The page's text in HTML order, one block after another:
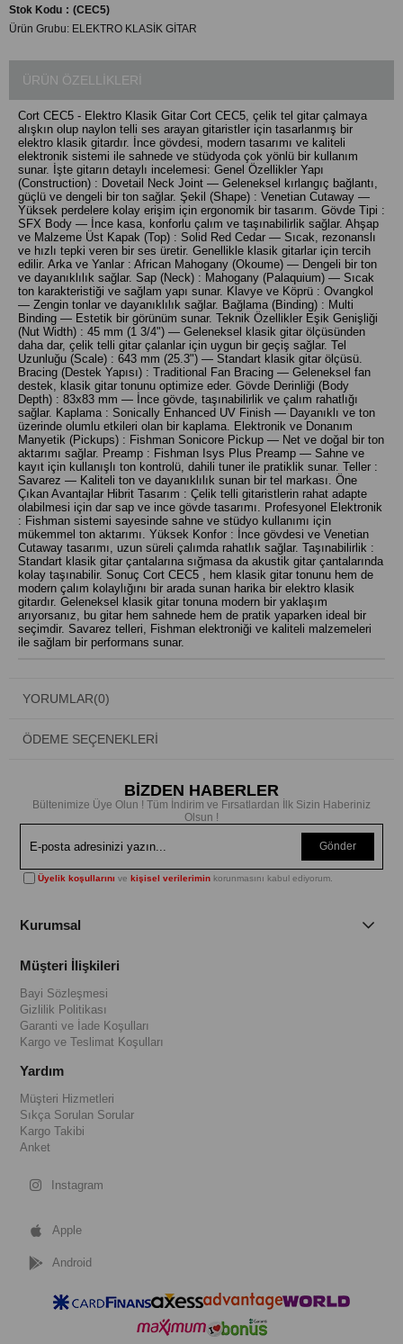
Stok Kodu
(CEC5)
Ürün Grubu: ELEKTRO KLASİK GİTAR
ÜRÜN ÖZELLIKLERI
Cort CEC5 - Elektro Klasik Gitar Cort CEC5, çelik tel gitar çalmaya
alışkın olup naylon telli ses arayan gitaristler için tasarlanmış bir
elektro klasik gitardır. İnce gövdesi, modern tasarımı ve kaliteli
elektronik sistemi ile sahnede ve stüdyoda çok yönlü bir kullanım
sunar. İşte gitarın detaylı incelemesi: Genel Özellikler Yapı
(Construction) : Dovetail Neck Joint — Geleneksel kırlangıç bağlantı,
güçlü ve dengeli bir ton sağlar. Şekil (Shape) : Venetian Cutaway —
Yüksek perdelere kolay erişim için ergonomik bir tasarım. Gövde Tipi :
SFX Body — İnce kasa, konforlu çalım ve taşınabilirlik sağlar. Ahşap
ve Malzeme Üst Kapak (Top) : Solid Red Cedar — Sıcak, rezonanslı
ve hızlı tepki veren bir ses üretir. Genellikle klasik gitarlar için tercih
edilir. Arka ve Yanlar : African Mahogany (Okoume) — Dengeli bir ton
ve dayanıklılık sağlar. Sap (Neck) : Mahogany (Palaquium) — Sıcak
ton karakteristiği ve sağlam yapı sunar. Klavye ve Köprü : Ovangkol
— Zengin tonlar ve dayanıklılık sağlar. Bağlama (Binding) : Multi
Binding — Estetik bir görünüm sunar. Teknik Özellikler Eşik Genişliği
(Nut Width) : 45 mm (1 3/4") — Geleneksel klasik gitar ölçüsünden
daha dar, çelik telli gitar çalanlar için uygun bir geçiş sağlar. Tel
Uzunluğu (Scale) : 643 mm (25.3") — Standart klasik gitar ölçüsü.
Bracing (Destek Yapısı) : Traditional Fan Bracing — Geleneksel fan
destek, klasik gitar tonunu optimize eder. Gövde Derinliği (Body
Depth) : 83x83 mm — İnce gövde, taşınabilirlik ve çalım rahatlığı
sağlar. Kaplama : Sonically Enhanced UV Finish — Dayanıklı ve ton
üzerinde olumlu etkileri olan bir kaplama. Elektronik ve Donanım
Manyetik (Pickups) : Fishman Sonicore Pickup — Net ve doğal bir ton
aktarımı sağlar. Preamp : Fishman Isys Plus Preamp — Sahne ve
kayıt için kullanışlı ton kontrolü, dahili tuner ile pratiklik sunar. Teller :
Savarez — Kaliteli ton ve dayanıklılık sunan bir tel markası. Öne
Çıkan Avantajlar Hibrit Tasarım : Çelik telli gitaristlerin rahat adapte
olabilmesi için dar sap ve ince gövde tasarımı. Profesyonel Elektronik
: Fishman sistemi sayesinde sahne ve stüdyo kullanımı için
mükemmel ton aktarımı. Yüksek Konfor : İnce gövdesi ve Venetian
Cutaway tasarımı, uzun süreli çalımda rahatlık sağlar. Taşınabilirlik :
Standart klasik gitar çantalarına sığmasa da akustik gitar çantalarında
kolay taşınabilir. Sonuç Cort CEC5 , hem klasik gitar tonunu hem de
modern çalım kolaylığını bir arada sunan harika bir elektro klasik
gitardır. Geleneksel klasik gitar tonuna modern bir yaklaşım
arıyorsanız, bu gitar hem sahnede hem de pratik yaparken ideal bir
seçimdir. Savarez telleri, Fishman elektroniği ve kaliteli malzemeleri
ile sağlam bir performans sunar.
YORUMLAR(0)
ÖDEME SEÇENEKLERI
BİZDEN HABERLER
Bültenimize Üye Olun ! Tüm İndirim ve Fırsatlardan İlk Sizin Haberiniz
Olsun !
Gönder
Üyelik koşullarını vekişisel verilerimin korunmasını kabul ediyorum.
Kurumsal
Müşteri İlişkileri
Bayi Sözleşmesi
Gizlilik Politikası
Garanti ve İade Koşulları
Kargo ve Teslimat Koşulları
Yardım
Müşteri Hizmetleri
Sıkça Sorulan Sorular
Kargo Takibi
Anket
Instagram
Apple
Android